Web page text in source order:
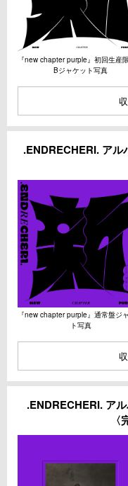
『new chapter purple』初回生産
Bジャケット写真
.ENDRECHERI. ア
『new chapter purple』通常盤ジ
ト写真
.ENDRECHERI. ア